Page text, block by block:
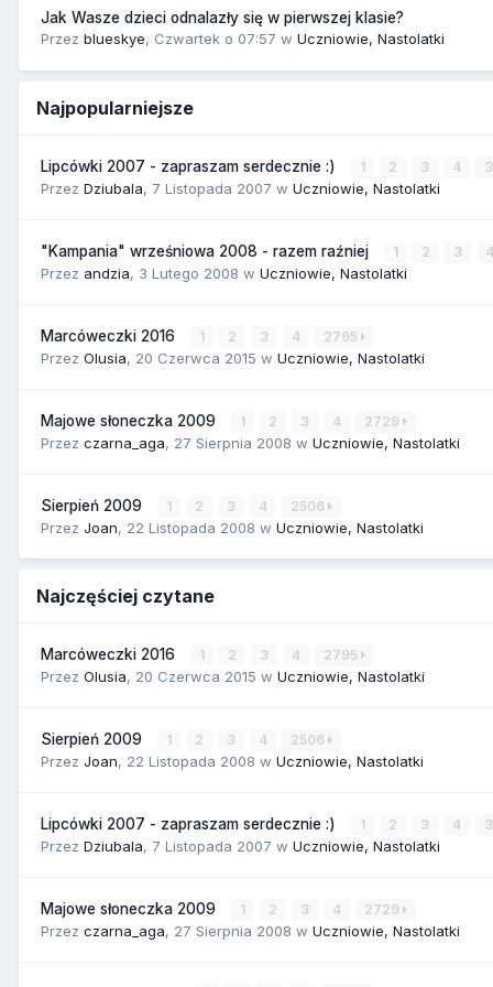
Jak Wasze dzieci odnalazły się w pierwszej klasie?
Przez blueskye, Czwartek o 07:57 w Uczniowie, Nastolatki
Najpopularniejsze
Lipcówki 2007 - zapraszam serdecznie :) 1 2 3 4
Przez Dziubala, 7 Listopada 2007 w Uczniowie, Nastolatki
"Kampania" wrześniowa 2008 - razem raźniej 1 2 3 4
Przez andzia, 3 Lutego 2008 w Uczniowie, Nastolatki
Marcóweczki 2016 1 2 3 4 2795
Przez Olusia, 20 Czerwca 2015 w Uczniowie, Nastolatki
Majowe słoneczka 2009 1 2 3 4 2729
Przez czarna_aga, 27 Sierpnia 2008 w Uczniowie, Nastolatki
Sierpień 2009 1 2 3 4 2506
Przez Joan, 22 Listopada 2008 w Uczniowie, Nastolatki
Najczęściej czytane
Marcóweczki 2016 1 2 3 4 2795
Przez Olusia, 20 Czerwca 2015 w Uczniowie, Nastolatki
Sierpień 2009 1 2 3 4 2506
Przez Joan, 22 Listopada 2008 w Uczniowie, Nastolatki
Lipcówki 2007 - zapraszam serdecznie :) 1 2 3 4
Przez Dziubala, 7 Listopada 2007 w Uczniowie, Nastolatki
Majowe słoneczka 2009 1 2 3 4 2729
Przez czarna_aga, 27 Sierpnia 2008 w Uczniowie, Nastolatki